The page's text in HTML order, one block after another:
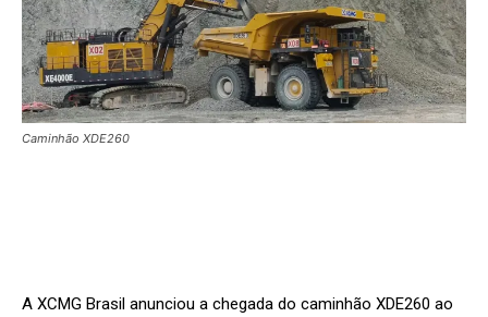
Caminhão XDE260
A XCMG Brasil anunciou a chegada do caminhão XDE260 ao